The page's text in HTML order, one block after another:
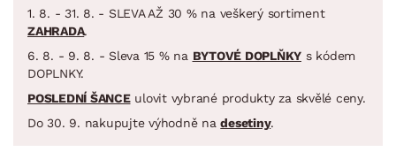
1. 8. - 31. 8. - SLEVA AŽ 30 % na veškerý sortiment
ZAHRADA.
6. 8. - 9. 8. - Sleva 15 % na BYTOVÉ DOPLŇKY s kódem
DOPLNKY.
POSLEDNÍ ŠANCEulovit vybrané produkty za skvělé ceny.
Do 30. 9. nakupujte výhodně nadesetiny.